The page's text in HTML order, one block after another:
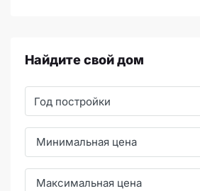
Найдите свой дом
Минимальная цена
Максимальная цена